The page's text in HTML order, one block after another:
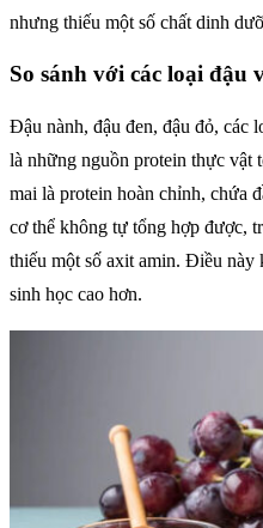
nhưng thiếu một số chất dinh
So sánh với các loại đậu
Đậu nành, đậu đen, đậu đỏ, các
là những nguồn protein thực vật
mai là protein hoàn chỉnh, chứa
cơ thể không tự tổng hợp được,
thiếu một số axit amin. Điều này
sinh học cao hơn.